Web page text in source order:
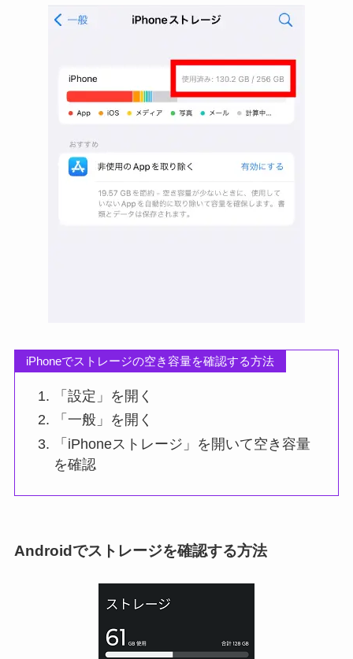
iPhoneでストレージの空き容量を確認する方法
「設定」を開く
「一般」を開く
「iPhoneストレージ」を開いて空き容量
を確認
Androidでストレージを確認する方法